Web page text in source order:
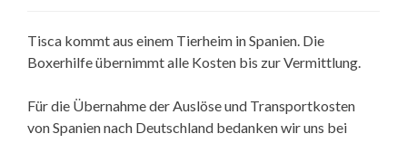
Tisca kommt aus einem Tierheim in Spanien. Die
Boxerhilfe übernimmt alle Kosten bis zur Vermittlung.
Für die Übernahme der Auslöse und Transportkosten
von Spanien nach Deutschland bedanken wir uns bei